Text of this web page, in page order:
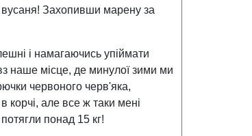
вусаня! Захопивши марену за
і намагаючись упіймати
наше місце, де минулої зими ми
червоного черв'яка,
корчі, але все ж таки мені
понад 15 кг!